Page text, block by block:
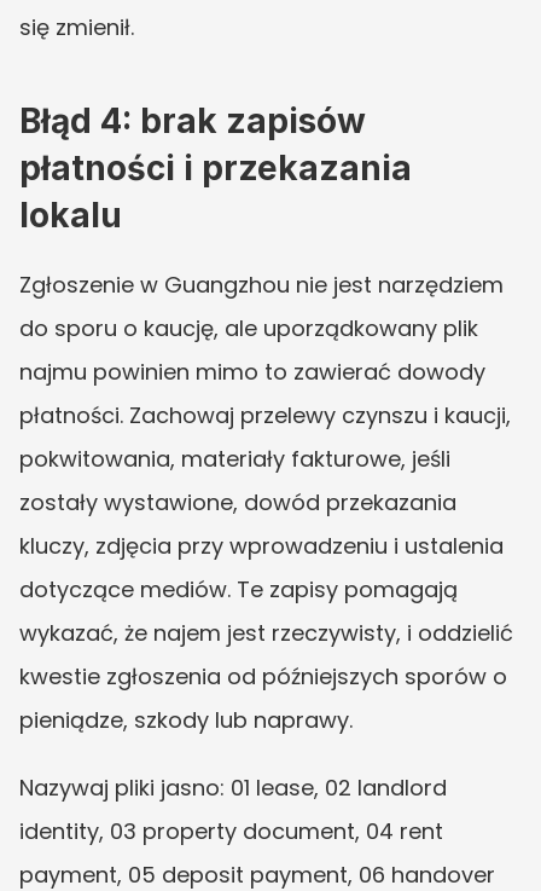
się zmienił.
Błąd 4: brak zapisów
płatności i przekazania
lokalu
Zgłoszenie w Guangzhou nie jest narzędziem
do sporu o kaucję, ale uporządkowany plik
najmu powinien mimo to zawierać dowody
płatności. Zachowaj przelewy czynszu i kaucji,
pokwitowania, materiały fakturowe, jeśli
zostały wystawione, dowód przekazania
kluczy, zdjęcia przy wprowadzeniu i ustalenia
dotyczące mediów. Te zapisy pomagają
wykazać, że najem jest rzeczywisty, i oddzielić
kwestie zgłoszenia od późniejszych sporów o
pieniądze, szkody lub naprawy.
Nazywaj pliki jasno: 01 lease, 02 landlord
identity, 03 property document, 04 rent
payment, 05 deposit payment, 06 handover